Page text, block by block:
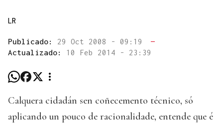
LR
Publicado: 29 Oct 2008 - 09:19
—
Actualizado: 10 Feb 2014 - 23:39
Calquera cidadán sen coñecemento técnico, só
aplicando un pouco de racionalidade, entende que é